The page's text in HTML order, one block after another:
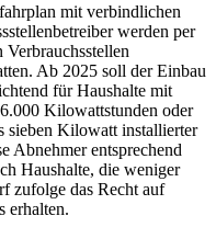
mit verbindlichen
werden per
Verbrauchsstellen
Ab 2025 soll der Einbau
für Haushalte mit
Kilowattstunden oder
sieben Kilowatt installierter
Abnehmer entsprechend
Haushalte, die weniger
zufolge das Recht auf
erhalten.